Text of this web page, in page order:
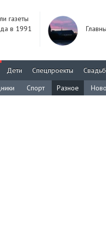
газеты
в 1991
Дети Спецпроекты
Спорт Разное